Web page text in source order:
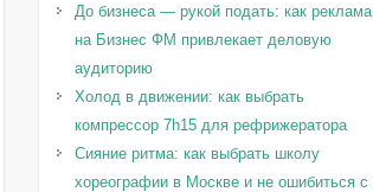
До бизнеса — рукой подать: как реклама
на Бизнес ФМ привлекает деловую
аудиторию
Холод в движении: как выбрать
компрессор 7h15 для рефрижератора
Сияние ритма: как выбрать школу
хореографии в Москве и не ошибиться с